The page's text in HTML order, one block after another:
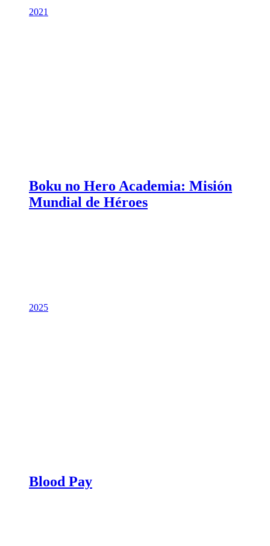
2021
Boku no Hero Academia: Misión
Mundial de Héroes
2025
Blood Pay